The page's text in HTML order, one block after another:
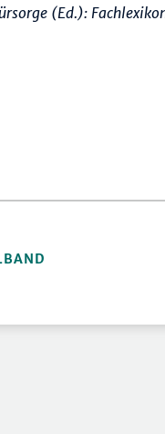
(Ed.):